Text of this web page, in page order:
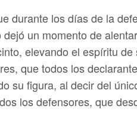
durante los días de la
un momento de
elevando el espíritu
que todos los
su figura, al decir del
los defensores, que